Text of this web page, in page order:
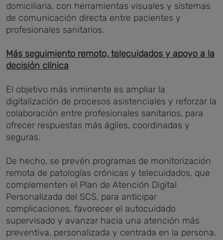
domiciliaria, con herramientas visuales y sistemas
de comunicación directa entre pacientes y
profesionales sanitarios.
Más seguimiento remoto, telecuidados y apoyo a la
decisión clínica
El objetivo más inminente es ampliar la
digitalización de procesos asistenciales y reforzar la
colaboración entre profesionales sanitarios, para
ofrecer respuestas más ágiles, coordinadas y
seguras.
De hecho, se prevén programas de monitorización
remota de patologías crónicas y telecuidados, que
complementen el Plan de Atención Digital
Personalizada del SCS, para anticipar
complicaciones, favorecer el autocuidado
supervisado y avanzar hacia una atención más
preventiva, personalizada y centrada en la persona.